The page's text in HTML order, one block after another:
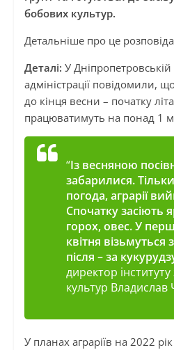
бобових культур.
Детальніше про це
Деталі: У
адміністрації повідомили,
до кінця весни – початку
працюватимуть на понад 1
“Із весняною
забарилися.
погода, аграрії
Спочатку засіють
горох, овес. У
квітня
після – за
директор
культур Владислав
У планах аграріїв на 2022